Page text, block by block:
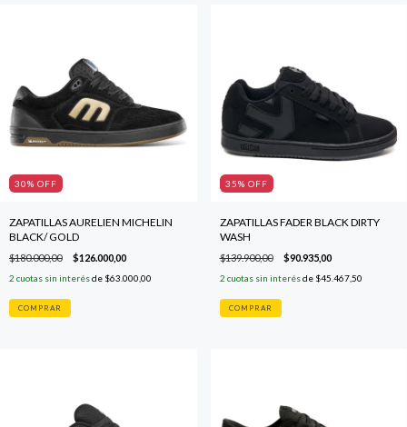
30% OFF
ZAPATILLAS AURELIEN MICHELIN
BLACK/ GOLD
$180.000,00 $126.000,00
2 cuotas sin interésde $63.000,00
COMPRAR
35% OFF
ZAPATILLAS FADER BLACK DIRTY
WASH
$139.900,00 $90.935,00
2 cuotas sin interésde $45.467,50
COMPRAR